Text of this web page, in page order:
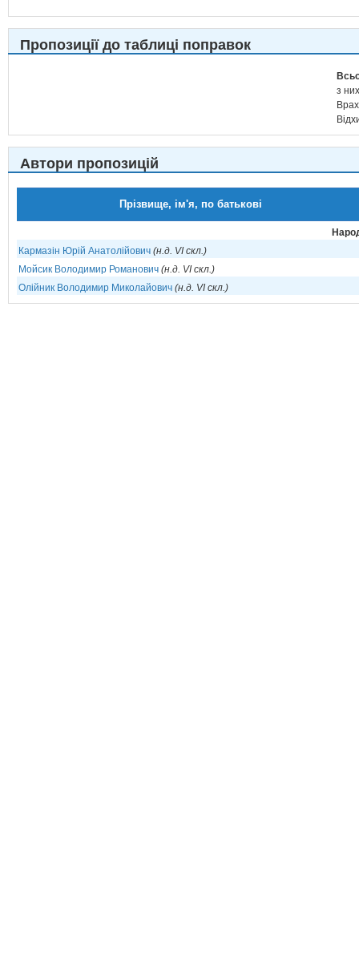
Пропозиції до таблиці поправок
з
Автори пропозицій
Прізвище, ім'я, по батькові
Кармазін Юрій Анатолійович (н.д. VI скл.)
Мойсик Володимир Романович (н.д. VI скл.)
Олійник Володимир Миколайович (н.д. VI скл.)